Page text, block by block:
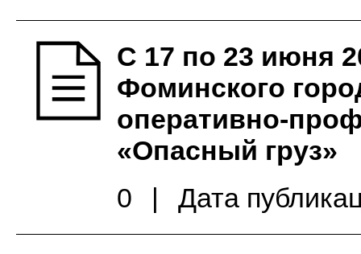
С 17 по 23 июня
Фоминского
оперативно-
«Опасный груз»
0
| Дата